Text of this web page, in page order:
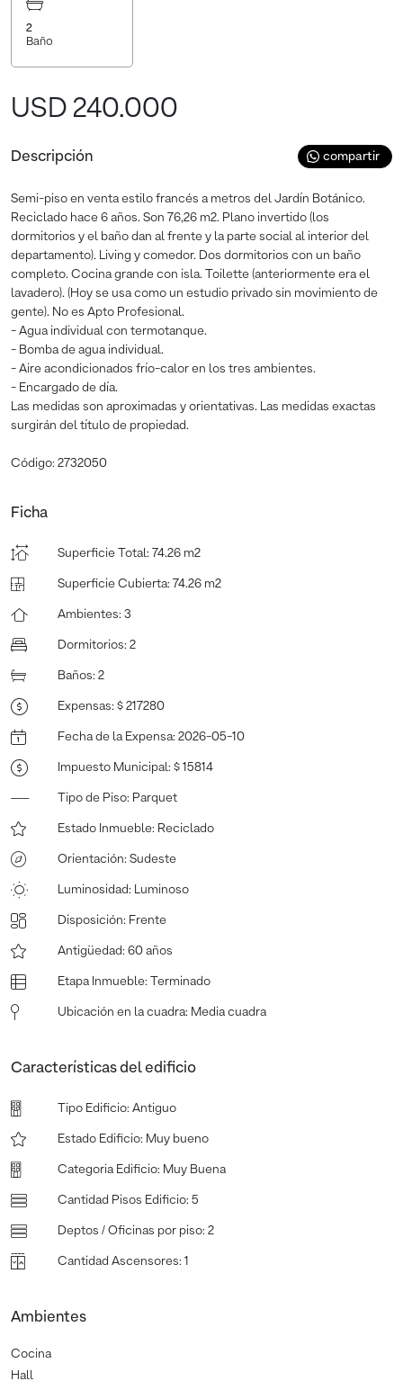
2
Baño
USD 240.000
Descripción compartir
Semi-piso en venta estilo francés a metros del Jardín Botánico.
Reciclado hace 6 años. Son 76,26 m2. Plano invertido (los
dormitorios y el baño dan al frente y la parte social al interior del
departamento). Living y comedor. Dos dormitorios con un baño
completo. Cocina grande con isla. Toilette (anteriormente era el
lavadero). (Hoy se usa como un estudio privado sin movimiento de
gente). No es Apto Profesional.
- Agua individual con termotanque.
- Bomba de agua individual.
- Aire acondicionados frío-calor en los tres ambientes.
- Encargado de día.
Las medidas son aproximadas y orientativas. Las medidas exactas
surgirán del título de propiedad.
Código: 2732050
Ficha
Superficie Total : 74.26 m2
Superficie Cubierta: 74.26 m2
Ambientes: 3
Dormitorios: 2
Baños: 2
Expensas: $ 217280
Fecha de la Expensa: 2026-05-10
Impuesto Municipal : $ 15814
Tipo de Piso: Parquet
Estado Inmueble: Reciclado
Orientación: Sudeste
Luminosidad: Luminoso
Disposición: Frente
Antigüedad: 60 años
Etapa Inmueble: Terminado
Ubicación en la cuadra: Media cuadra
Características del edificio
Tipo Edificio: Antiguo
Estado Edificio: Muy bueno
Categoria Edificio: Muy Buena
Cantidad Pisos Edificio: 5
Deptos / Oficinas por piso: 2
Cantidad Ascensores: 1
Ambientes
Cocina
Hall